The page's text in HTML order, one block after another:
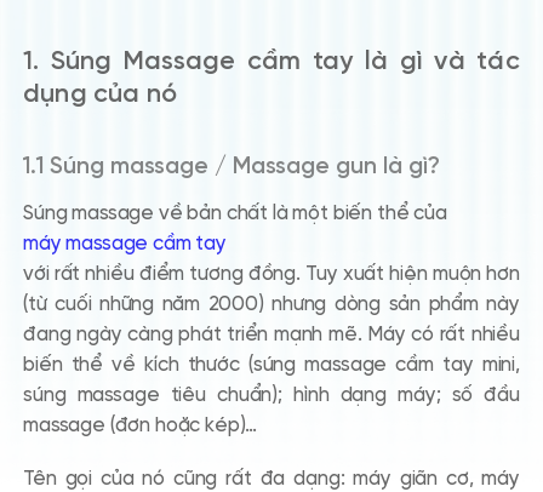
1. Súng Massage cầm tay là gì và tác
dụng của nó
1.1 Súng massage / Massage gun là gì?
Súng massage về bản chất là một biến thể của
máy massage cầm tay
với rất nhiều điểm tương đồng. Tuy xuất hiện muộn hơn
(từ cuối những năm 2000) nhưng dòng sản phẩm này
đang ngày càng phát triển mạnh mẽ. Máy có rất nhiều
biến thể về kích thước (súng massage cầm tay mini,
súng massage tiêu chuẩn); hình dạng máy; số đầu
massage (đơn hoặc kép)…
Tên gọi của nó cũng rất đa dạng:máy giãn cơ, máy